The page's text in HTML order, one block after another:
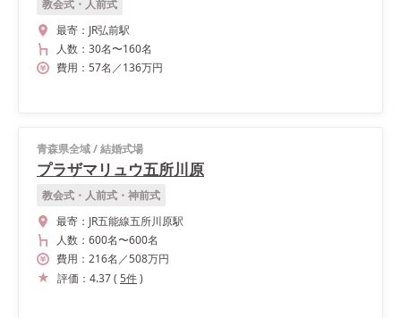
教会式・人前式
最寄： JR弘前駅
人数： 30名〜160名
費用： 57名 ／136万円
青森県全域/結婚式場
プラザマリュウ五所川原
教会式・人前式・神前式
最寄： JR五能線五所川原駅
人数： 600名〜600名
費用： 216名 ／508万円
評価： 4.37( 5件)